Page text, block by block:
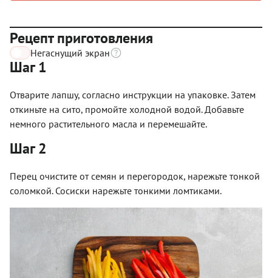
Рецепт приготовления
Негаснущий экран
Шаг 1
Отварите лапшу, согласно инструкции на упаковке. Затем
откиньте на сито, промойте холодной водой. Добавьте
немного растительного масла и перемешайте.
Шаг 2
Перец очистите от семян и перегородок, нарежьте тонкой
соломкой. Сосиски нарежьте тонкими ломтиками.